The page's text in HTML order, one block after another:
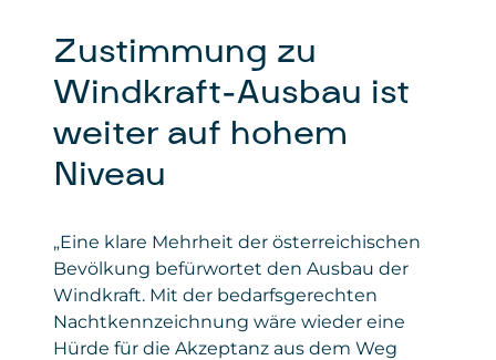
Zustimmung zu
Windkraft-Ausbau ist
weiter auf hohem
Niveau
„Eine klare Mehrheit der österreichischen
Bevölkung befürwortet den Ausbau der
Windkraft. Mit der bedarfsgerechten
Nachtkennzeichnung wäre wieder eine
Hürde für die Akzeptanz aus dem Weg
Privacy Policy:
https://www.microsoft.com/de-
de/privacy/privacystatement